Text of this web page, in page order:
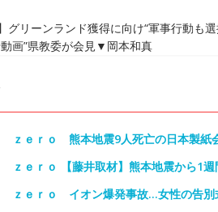
グリーンランド獲得に向け“軍事行動
画”県教委が会見▼岡本和真
ｚｅｒｏ 熊本地震9人死亡の日本製紙
ｚｅｒｏ 【藤井取材】熊本地震から1
ｚｅｒｏ イオン爆発事故…女性の告別